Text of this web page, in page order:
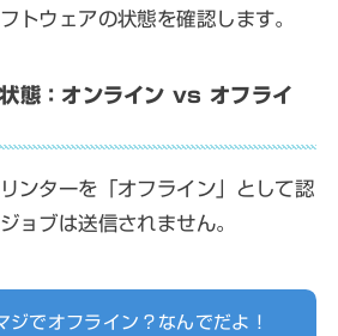
トウェアの状態を確認します。
態：オンライン vs オフライ
ンターを「オフライン」として認
ョブは送信されません。
ジでオフライン？なんでだよ！